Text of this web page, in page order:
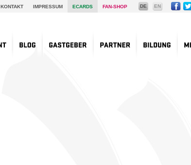
KONTAKT IMPRESSUM ECARDS FAN-SHOP DE EN